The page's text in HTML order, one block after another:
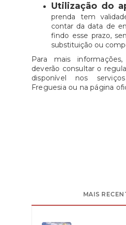
Utilização do
prenda tem
contar da data de
findo esse prazo,
substituição ou
Para mais
deverão consultar o
disponível nos
Freguesia ou na página
MAIS